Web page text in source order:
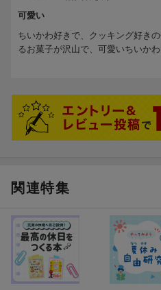
可愛い
ちいかわ好きで、クッキング好き
るお菓子が沢山で、可愛いちいか
関連特集